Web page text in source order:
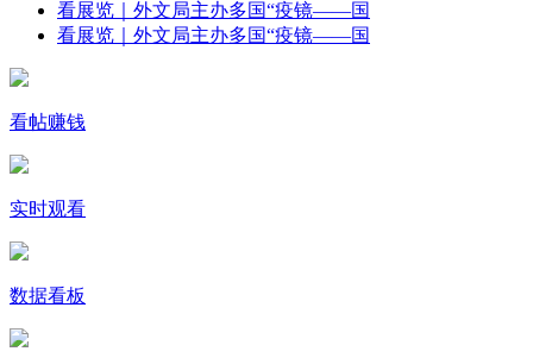
看展览｜外文局主办多国“疫镜——国
看展览｜外文局主办多国“疫镜——国
看帖赚钱
实时观看
数据看板